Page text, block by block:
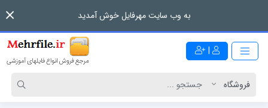
به وب سایت مهرفایل خوش آمدید
|